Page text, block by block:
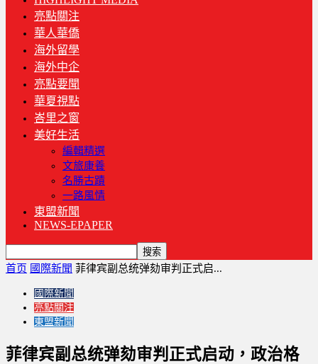
亮點關注
華人華僑
海外留學
海外中企
亮點要聞
華夏視點
峇里之窗
美好生活
編輯精選
文旅康養
名勝古蹟
一路風情
東盟新聞
NEWS-EPAPER
首页 國際新聞 菲律宾副总统弹劾审判正式启...
國際新聞
亮點關注
東盟新聞
菲律宾副总统弹劾审判正式启动，政治格